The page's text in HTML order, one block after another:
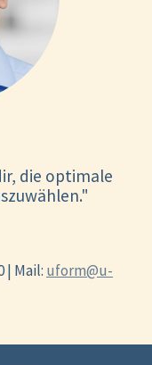
die optimale
| Mail: uform@u-